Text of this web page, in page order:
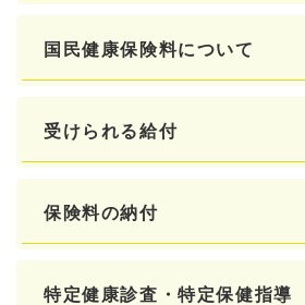
国民健康保険料について
受けられる給付
保険料の納付
特定健康診査・特定保健指導